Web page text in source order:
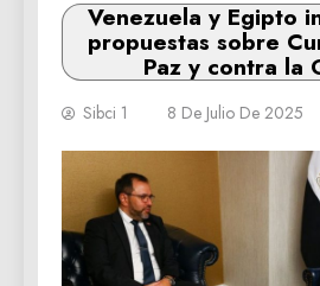
Venezuela y Egipto
propuestas sobre
Paz y contra la
Sibci 1 8 De Julio De 2025